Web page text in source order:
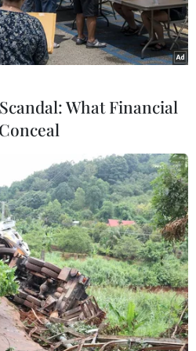
lúa vụ Đông Xuân. (Ảnh: Hoàng
TTXVN)
phương vùng thường
xâm nhập như huyện
What Financial